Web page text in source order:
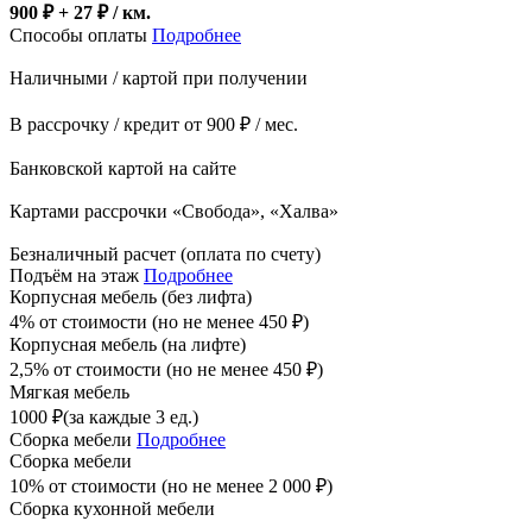
900 ₽ + 27 ₽/ км.
Способы оплаты Подробнее
Наличными / картой при получении
В рассрочку / кредит от 900 ₽ / мес.
Банковской картой на сайте
Картами рассрочки «Свобода», «Халва»
Безналичный расчет (оплата по счету)
Подъём на этаж Подробнее
Корпусная мебель (без лифта)
4% от стоимости (но не менее 450 ₽)
Корпусная мебель (на лифте)
2,5% от стоимости (но не менее 450 ₽)
Мягкая мебель
1000 ₽(за каждые 3 ед.)
Сборка мебели Подробнее
Сборка мебели
10% от стоимости (но не менее 2 000 ₽)
Сборка кухонной мебели